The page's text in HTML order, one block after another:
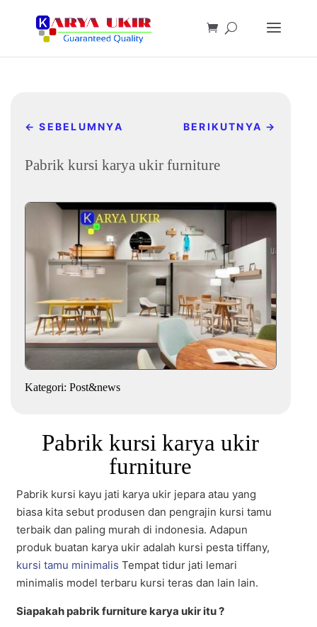
←SEBELUMNYA BERIKUTNYA →
Pabrik kursi karya ukir furniture
Kategori: Post&news
Pabrik kursi karya ukir
furniture
Pabrik kursi kayu jati karya ukir jepara atau yang
biasa kita sebut produsen dan pengrajin kursi tamu
terbaik dan paling murah di indonesia. Adapun
produk buatan karya ukir adalah kursi pesta tiffany,
kursi tamu minimalis Tempat tidur jati lemari
minimalis model terbaru kursi teras dan lain lain.
Siapakah pabrik furniture karya ukir itu ?